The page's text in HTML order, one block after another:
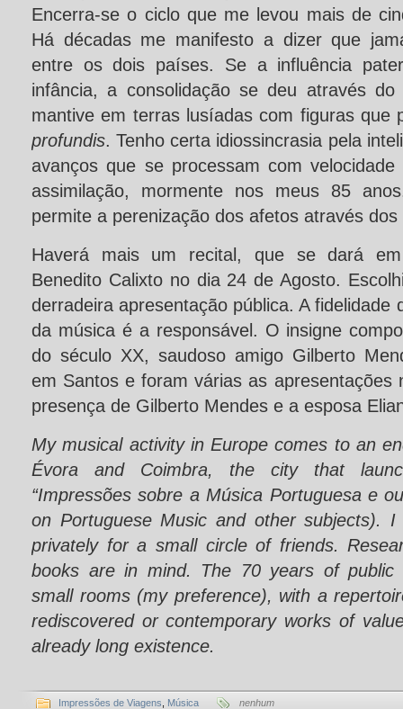
Encerra-se o ciclo que me levou mais de
Há décadas me manifesto a dizer que
entre os dois países. Se a influência
infância, a consolidação se deu através do
mantive em terras lusíadas com figuras que
profundis. Tenho certa idiossincrasia pela
avanços que se processam com
assimilação, mormente nos meus 85
permite a perenização dos afetos através
Haverá mais um recital, que se dará
Benedito Calixto no dia 24 de Agosto.
derradeira apresentação pública. A fidelidade
da música é a responsável. O insigne
do século XX, saudoso amigo Gilberto
em Santos e foram várias as apresentações
presença de Gilberto Mendes e a esposa
My musical activity in Europe comes to an
Évora and Coimbra, the city that
“Impressões sobre a Música Portuguesa e
on Portuguese Music and other subjects).
privately for a small circle of friends.
books are in mind. The 70 years of public
small rooms (my preference), with a
rediscovered or contemporary works of
already long existence.
Impressões de Viagens Música nenhum